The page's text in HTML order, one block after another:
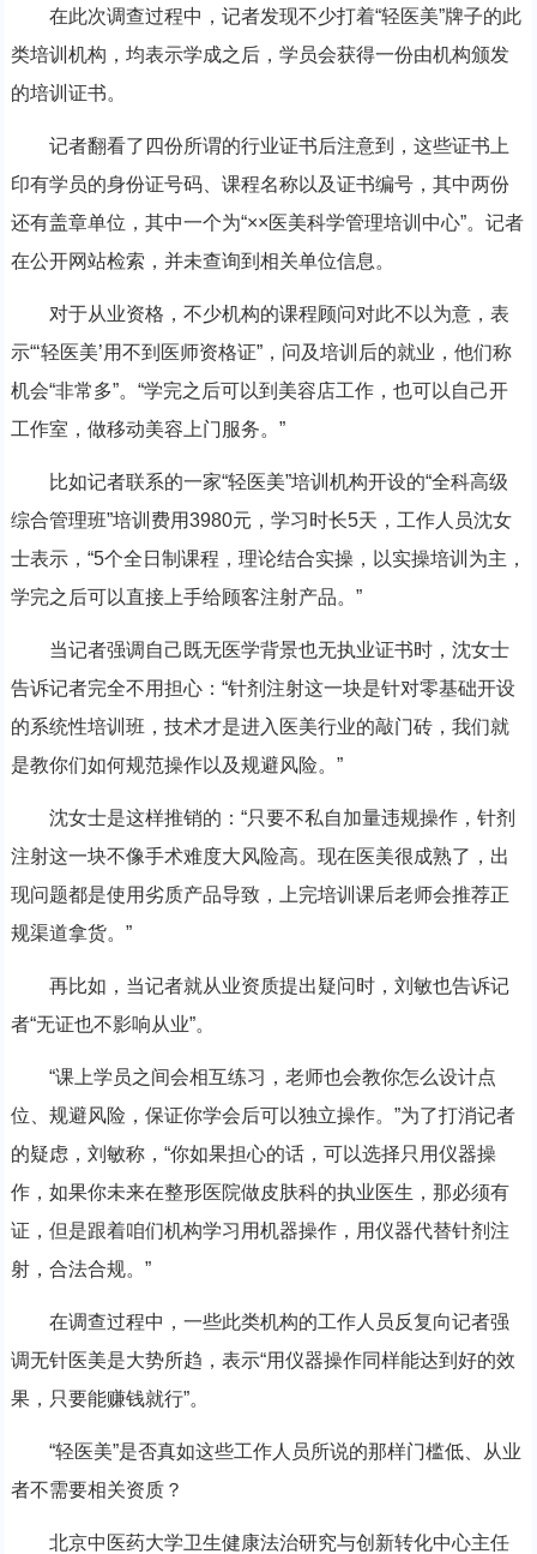
在此次调查过程中，记者发现不少打着“轻医美”牌子的此
类培训机构，均表示学成之后，学员会获得一份由机构颁发
的培训证书。
记者翻看了四份所谓的行业证书后注意到，这些证书上
印有学员的身份证号码、课程名称以及证书编号，其中两份
还有盖章单位，其中一个为“××医美科学管理培训中心”。记者
在公开网站检索，并未查询到相关单位信息。
对于从业资格，不少机构的课程顾问对此不以为意，表
示“‘轻医美’用不到医师资格证”，问及培训后的就业，他们称
机会“非常多”。“学完之后可以到美容店工作，也可以自己开
工作室，做移动美容上门服务。”
比如记者联系的一家“轻医美”培训机构开设的“全科高级
综合管理班”培训费用3980元，学习时长5天，工作人员沈女
士表示，“5个全日制课程，理论结合实操，以实操培训为主，
学完之后可以直接上手给顾客注射产品。”
当记者强调自己既无医学背景也无执业证书时，沈女士
告诉记者完全不用担心：“针剂注射这一块是针对零基础开设
的系统性培训班，技术才是进入医美行业的敲门砖，我们就
是教你们如何规范操作以及规避风险。”
沈女士是这样推销的：“只要不私自加量违规操作，针剂
注射这一块不像手术难度大风险高。现在医美很成熟了，出
现问题都是使用劣质产品导致，上完培训课后老师会推荐正
规渠道拿货。”
再比如，当记者就从业资质提出疑问时，刘敏也告诉记
者“无证也不影响从业”。
“课上学员之间会相互练习，老师也会教你怎么设计点
位、规避风险，保证你学会后可以独立操作。”为了打消记者
的疑虑，刘敏称，“你如果担心的话，可以选择只用仪器操
作，如果你未来在整形医院做皮肤科的执业医生，那必须有
证，但是跟着咱们机构学习用机器操作，用仪器代替针剂注
射，合法合规。”
在调查过程中，一些此类机构的工作人员反复向记者强
调无针医美是大势所趋，表示“用仪器操作同样能达到好的效
果，只要能赚钱就行”。
“轻医美”是否真如这些工作人员所说的那样门槛低、从业
者不需要相关资质？
北京中医药大学卫生健康法治研究与创新转化中心主任